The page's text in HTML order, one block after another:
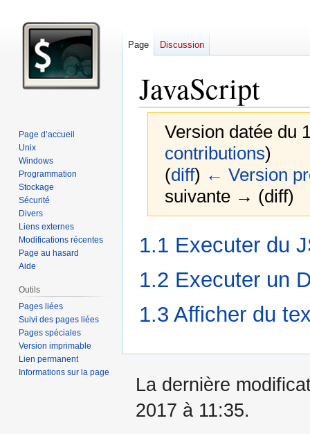
JavaScript
Version datée du
contributions)
(diff) ← Version
suivante → (diff)
à
navigation
à
recherche
1.1 Executer du
1.2 Executer un
1.3 Afficher du
Page Discussion
Page d’accueil
Unix
Windows
Programmation
Stockage
Sécurité
Divers
Liens externes
Modifications récentes
Page au hasard
Aide
Outils
Pages liées
Suivi des pages liées
Pages spéciales
Version imprimable
Lien permanent
Informations sur la page
La dernière
2017 à 11:35.